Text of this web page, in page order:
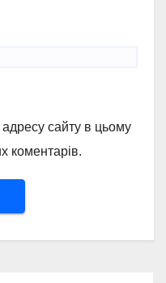
сайту в цьому
коментарів.